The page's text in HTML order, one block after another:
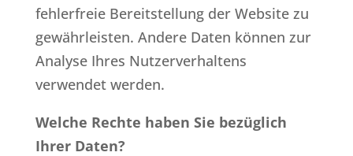
fehlerfreie Bereitstellung der Website zu
gewährleisten. Andere Daten können zur
Analyse Ihres Nutzerverhaltens
verwendet werden.
Welche Rechte haben Sie bezüglich
Ihrer Daten?